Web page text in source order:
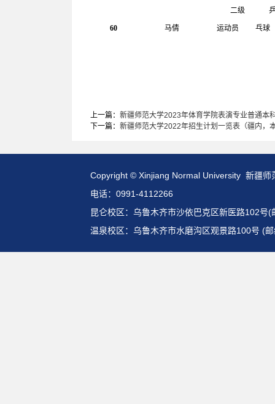
60 马倩
二级
运动员 乓球
上一篇： 新疆师范大学2023年体育学院表演专业普通本
下一篇： 新疆师范大学2022年招生计划一览表（疆内，
Copyright © Xinjiang Normal University 新疆师
电话：0991-4112266
昆仑校区：乌鲁木齐市沙依巴克区新医路102号(
温泉校区：乌鲁木齐市水磨沟区观景路100号 (